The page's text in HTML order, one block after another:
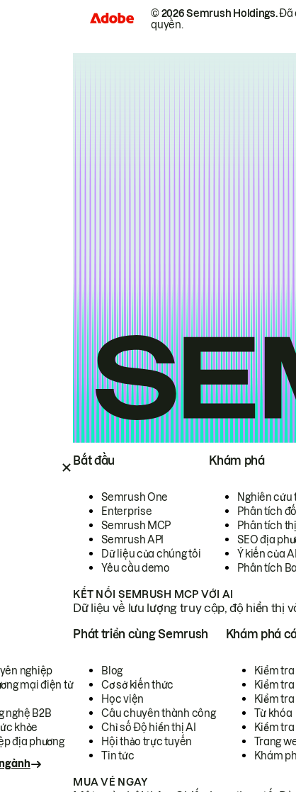
Bắt đầu
Semrush One
Enterprise
Semrush MCP
Semrush API
Dữ liệu của chúng tôi
Yêu cầu demo
Khám phá
Nghiên cứu
Phân tích
Phân tích
SEO địa
Ý kiến của
Phân tích
KẾT NỐI SEMRUSH MCP VỚI AI
Dữ liệu về lưu lượng truy cập, độ hiển thị
nghiệp
mại điện tử
nghệ B2B
khỏe
địa phương
Phát triển cùng Semrush
Blog
Cơ sở kiến thức
Học viện
Câu chuyên thành công
Chỉ số Độ hiển thị AI
Hội thảo trực tuyến
Tin tức
Khám phá
Kiểm
Kiểm tra
Kiểm
Từ khóa
Kiểm
Trang
Khám
MUA VÉ NGAY
© 2026 Semrush Holdings.Đã
quyền.